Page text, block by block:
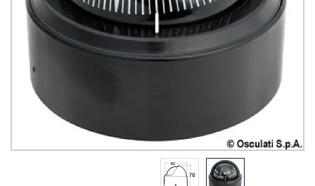
تذكرنى
تسجيل الدخول